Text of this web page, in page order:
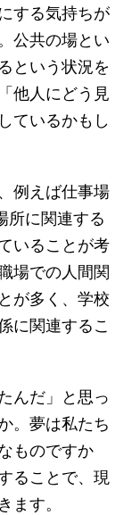
する気持ちが
公共の場とい
という状況を
他人にどう見
ているかもし
例えば仕事場
所に関連する
いることが考
場での人間関
が多く、学校
に関連するこ
んだ」と思っ
。夢は私たち
ものですか
ることで、現
ます。